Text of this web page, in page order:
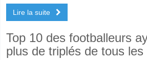
Lire la suite
Top 10 des footballeurs
plus de triplés de tous les